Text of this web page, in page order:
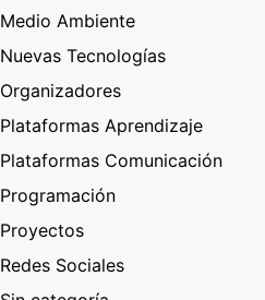
Medio Ambiente
Nuevas Tecnologías
Organizadores
Plataformas Aprendizaje
Plataformas Comunicación
Programación
Proyectos
Redes Sociales